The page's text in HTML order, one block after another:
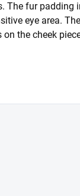
The fur padding
eye area.
the cheek